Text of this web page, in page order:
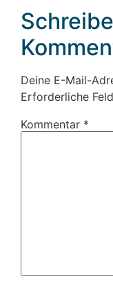
Deine E-Mail-
Erforderliche
Kommentar *